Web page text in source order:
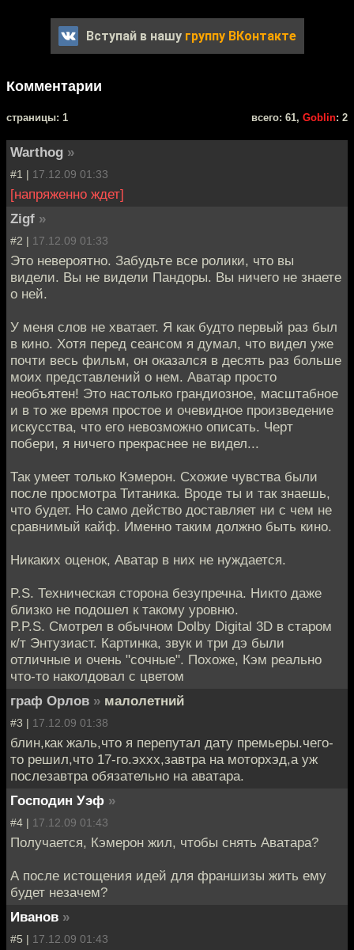
Вступай в нашу группу ВКонтакте
Комментарии
cтраницы: 1 всего: 61, Goblin: 2
Warthog »
#1 | 17.12.09 01:33
[напряженно ждет]
Zigf »
#2 | 17.12.09 01:33
Это невероятно. Забудьте все ролики, что вы
видели. Вы не видели Пандоры. Вы ничего не знаете
о ней.
У меня слов не хватает. Я как будто первый раз был
в кино. Хотя перед сеансом я думал, что видел уже
почти весь фильм, он оказался в десять раз больше
моих представлений о нем. Аватар просто
необъятен! Это настолько грандиозное, масштабное
и в то же время простое и очевидное произведение
искусства, что его невозможно описать. Черт
побери, я ничего прекраснее не видел...
Так умеет только Кэмерон. Схожие чувства были
после просмотра Титаника. Вроде ты и так знаешь,
что будет. Но само действо доставляет ни с чем не
сравнимый кайф. Именно таким должно быть кино.
Никаких оценок, Аватар в них не нуждается.
P.S. Техническая сторона безупречна. Никто даже
близко не подошел к такому уровню.
P.P.S. Смотрел в обычном Dolby Digital 3D в старом
к/т Энтузиаст. Картинка, звук и три дэ были
отличные и очень "сочные". Похоже, Кэм реально
что-то наколдовал с цветом
граф Орлов » малолетний
#3 | 17.12.09 01:38
блин,как жаль,что я перепутал дату премьеры.чего-
то решил,что 17-го.эххх,завтра на моторхэд,а уж
послезавтра обязательно на аватара.
Господин Уэф »
#4 | 17.12.09 01:43
Получается, Кэмерон жил, чтобы снять Аватара?
А после истощения идей для франшизы жить ему
будет незачем?
Иванов »
#5 | 17.12.09 01:43